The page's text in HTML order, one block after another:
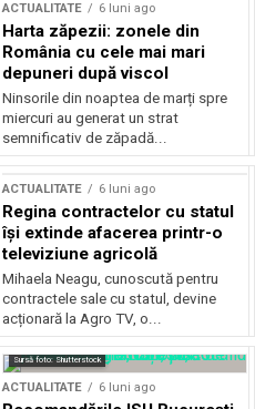
ACTUALITATE 6 luni ago
Harta zăpezii: zonele din
România cu cele mai mari
depuneri după viscol
Ninsorile din noaptea de marți spre
miercuri au generat un strat
semnificativ de zăpadă...
ACTUALITATE 6 luni ago
Regina contractelor cu statul
își extinde afacerea printr-o
televiziune agricolă
Mihaela Neagu, cunoscută pentru
contractele sale cu statul, devine
acționară la Agro TV, o...
Sursă foto: Shutterstock
ACTUALITATE 6 luni ago